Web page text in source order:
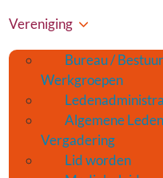
Vereniging
Bureau /
Werkgroepen
Algemene Leden
Vergadering
Lid worden